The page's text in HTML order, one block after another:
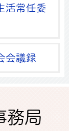
活常任委
会議録
務局